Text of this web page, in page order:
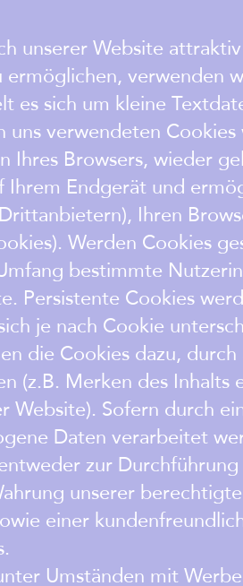
unserer Website
ermöglichen, verwenden
es sich um kleine
uns verwendeten
Ihres Browsers, wieder
Endgerät und
Ihren
Werden Cookies
bestimmte
Persistente Cookies
je nach Cookie
die Cookies dazu,
(z.B. Merken des
Website). Sofern durch
Daten verarbeitet
zur
unserer
einer
Umständen mit